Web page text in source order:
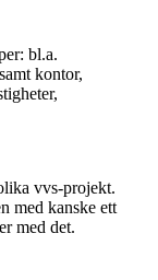
bl.a.
kontor,
vvs-projekt.
med kanske ett
med det.